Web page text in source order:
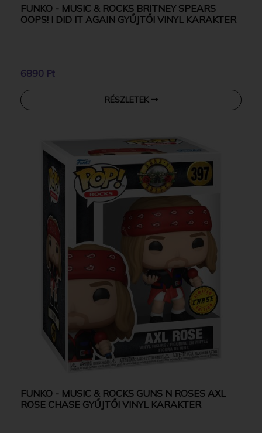
FUNKO - MUSIC & ROCKS BRITNEY SPEARS
OOPS! I DID IT AGAIN GYŰJTŐI VINYL KARAKTER
6890 Ft
RÉSZLETEK
FUNKO - MUSIC & ROCKS GUNS N ROSES AXL
ROSE CHASE GYŰJTŐI VINYL KARAKTER